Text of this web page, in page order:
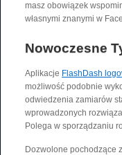
masz obowiązek
własnymi znanymi w
Nowoczesne
Aplikacje FlashDash
możliwość podobnie
odwiedzenia zamiarów
wprowadzonych
Polega w sporządzaniu
Dozwolone pochodzące